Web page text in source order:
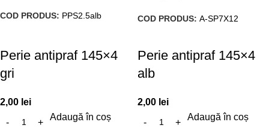
COD PRODUS: PPS2.5alb COD PRODUS: A-SP7X12
Perie antipraf 145×4
gri
2,00 lei
Adaugă în coș
Perie antipraf 145×4
alb
2,00 lei
Adaugă în coș